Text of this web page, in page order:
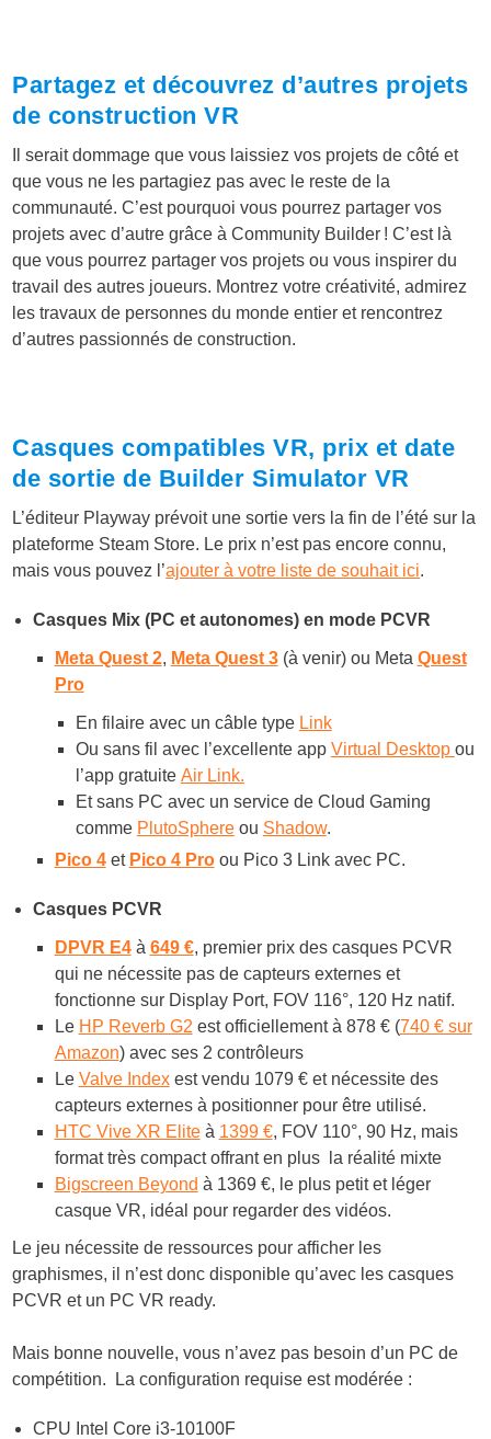
Partagez et découvrez d’autres projets
de construction VR
Il serait dommage que vous laissiez vos projets de côté et
que vous ne les partagiez pas avec le reste de la
communauté. C’est pourquoi vous pourrez partager vos
projets avec d’autre grâce à Community Builder ! C’est là
que vous pourrez partager vos projets ou vous inspirer du
travail des autres joueurs. Montrez votre créativité, admirez
les travaux de personnes du monde entier et rencontrez
d’autres passionnés de construction.
Casques compatibles VR, prix et date
de sortie de Builder Simulator VR
L’éditeur Playway prévoit une sortie vers la fin de l’été sur la
plateforme Steam Store. Le prix n’est pas encore connu,
mais vous pouvez l’ajouter à votre liste de souhait ici.
Casques Mix (PC et autonomes) en mode PCVR
Meta Quest 2, Meta Quest 3 (à venir) ou Meta Quest
Pro
En filaire avec un câble type Link
Ou sans fil avec l’excellente app Virtual Desktop ou
l’app gratuite Air Link.
Et sans PC avec un service de Cloud Gaming
comme PlutoSphereou Shadow.
Pico 4et Pico 4 Proou Pico 3 Link avec PC.
Casques PCVR
DPVR E4à 649 €, premier prix des casques PCVR
qui ne nécessite pas de capteurs externes et
fonctionne sur Display Port, FOV 116°, 120 Hz natif.
Le HP Reverb G2 est officiellement à 878 € (740 € sur
Amazon) avec ses 2 contrôleurs
Le Valve Indexest vendu 1079 € et nécessite des
capteurs externes à positionner pour être utilisé.
HTC Vive XR Eliteà 1399 €, FOV 110°, 90 Hz, mais
format très compact offrant en plus la réalité mixte
Bigscreen Beyond à 1369 €, le plus petit et léger
casque VR, idéal pour regarder des vidéos.
Le jeu nécessite de ressources pour afficher les
graphismes, il n’est donc disponible qu’avec les casques
PCVR et un PC VR ready.
Mais bonne nouvelle, vous n’avez pas besoin d’un PC de
compétition. La configuration requise est modérée :
CPU Intel Core i3-10100F